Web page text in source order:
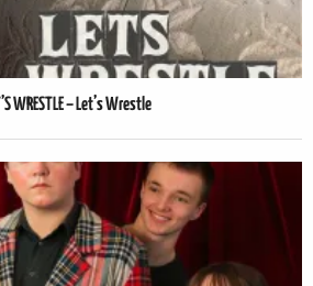
WRESTLE – Let’s Wrestle